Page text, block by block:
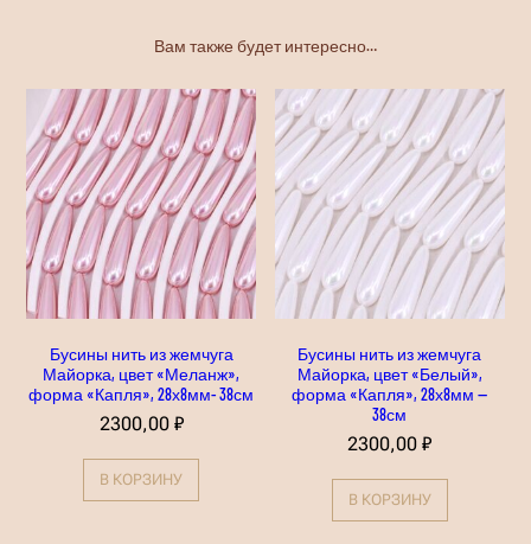
ф
о
р
м
а
"
Ш
а
р
"
,
м
—
3
8
Вам также будет интересно…
Бусины нить из жемчуга
Майорка, цвет «Меланж»,
форма «Капля», 28х8мм- 38см
2300,00 ₽
В КОРЗИНУ
Бусины нить из жемчуга
Майорка, цвет «Белый»,
форма «Капля», 28х8мм —
38см
2300,00₽
В КОРЗИНУ